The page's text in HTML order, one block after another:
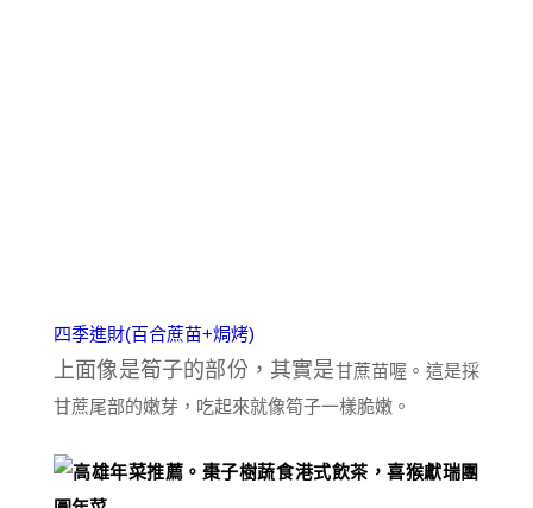
四季進財(百合蔗苗+焗烤)
上面像是筍子的部份，其實是甘蔗苗喔。這是採
甘蔗尾部的嫩芽，吃起來就像筍子一樣脆嫩。